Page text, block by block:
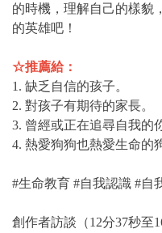
的時機，理解自己的樣貌
的英雄吧！
☆推薦給：
1. 缺乏自信的孩子。
2. 對孩子有期待的家長。
3. 曾經或正在追尋自我的
4. 熱愛狗狗也熱愛生命的
#生命教育 #自我認識 #自
創作者訪談（12分37秒至